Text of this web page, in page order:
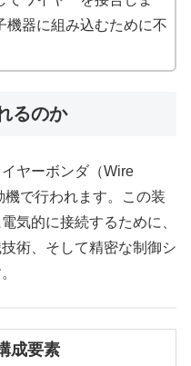
機器に組み込むために不
るのか
ヤーボンダ（Wire
で行われます。この装
気的に接続するために、
術、そして精密な制御シ
成要素